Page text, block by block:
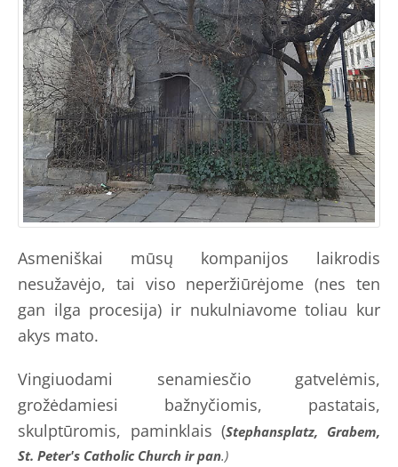
Asmeniškai mūsų kompanijos laikrodis
nesužavėjo, tai viso neperžiūrėjome (nes ten
gan ilga procesija) ir nukulniavome toliau kur
akys mato.
Vingiuodami senamiesčio gatvelėmis,
grožėdamiesi bažnyčiomis, pastatais,
skulptūromis, paminklais (Stephansplatz, Grabem,
St. Peter's Catholic Church ir pan.)